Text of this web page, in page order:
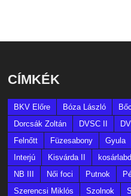
CÍMKÉK
BKV Előre Bóza László
Dorcsák Zoltán
DVSC II
Felnőtt
Füzesabony Gyula
Interjú
Kisvárda II
NB III
Női foci Putnok
Szerencsi Miklós
Szolnok